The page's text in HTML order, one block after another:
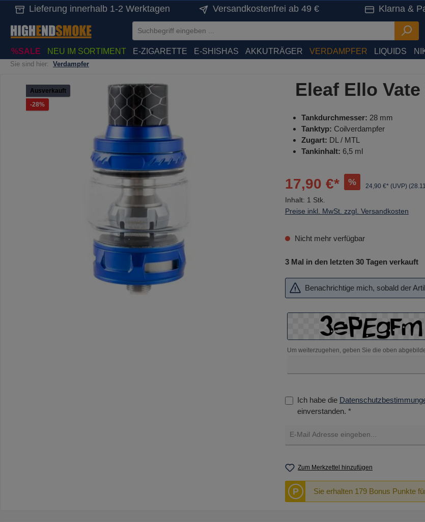
Zur Hauptnavigation springen
Lieferung innerhalb 1-2 Werktagen Versandkostenfrei ab 49 € Klarna &
%SALE NEU IM SORTIMENT E-ZIGARETTE E-SHISHAS AKKUTRÄGER VERDAMPFER LIQUIDS
Sie sind hier: Verdampfer
Bildergalerie überspringen
Ausverkauft
-28%Rabatt
Eleaf Ello
Tankdurchmesser: 28 mm
Tanktyp: Coilverdampfer
Zugart: DL / MTL
Tankinhalt: 6,5 ml
17,90 €* % 24,90 €* (UVP)
Inhalt: 1 Stk.
Preise inkl. MwSt. zzgl. Versandkosten
Nicht mehr verfügbar
3 Mal in den letzten 30 Tagen verkauft
Benachrichtige mich, sobald der
Um weiterzugehen, geben Sie die oben
Ich habe die
einverstanden. *
Zum Merkzettel hinzufügen
P Sie erhalten 179 Bonus Punkte